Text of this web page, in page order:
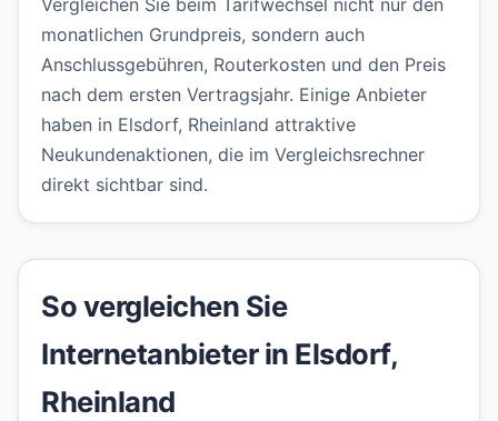
Vergleichen Sie beim Tarifwechsel nicht nur den
monatlichen Grundpreis, sondern auch
Anschlussgebühren, Routerkosten und den Preis
nach dem ersten Vertragsjahr. Einige Anbieter
haben in Elsdorf, Rheinland attraktive
Neukundenaktionen, die im Vergleichsrechner
direkt sichtbar sind.
So vergleichen Sie
Internetanbieter in Elsdorf,
Rheinland